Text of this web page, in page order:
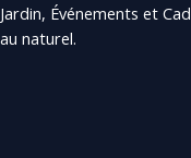
Jardin, Événements et
au naturel.